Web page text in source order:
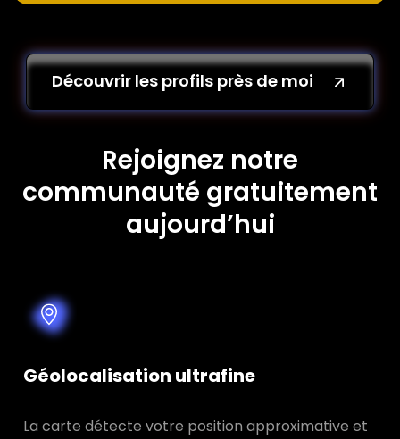
Découvrir les profils près de moi
Rejoignez notre
communauté gratuitement
aujourd’hui
Géolocalisation ultrafine
La carte détecte votre position approximative et